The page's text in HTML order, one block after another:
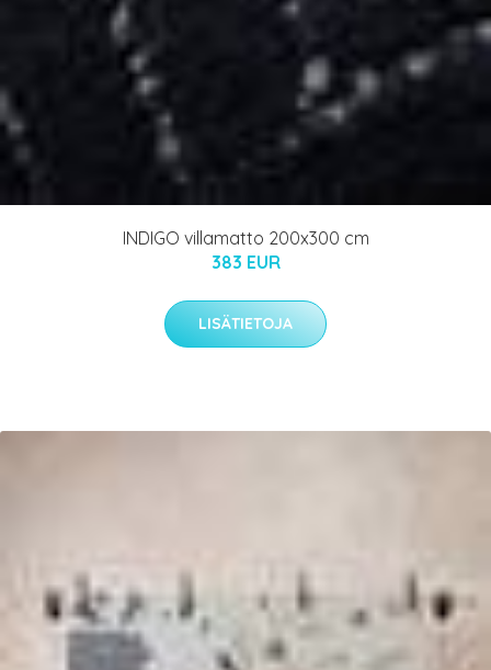
INDIGO villamatto 200x300 cm
383 EUR
LISÄTIETOJA